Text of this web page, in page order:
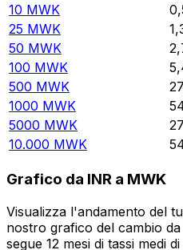
10 MWK
25 MWK
50 MWK
100 MWK
500 MWK
1000 MWK
5000 MWK
10.000 MWK
Grafico da INR a MWK
Visualizza l'andamento del
nostro grafico del cambio
segue 12 mesi di tassi medi